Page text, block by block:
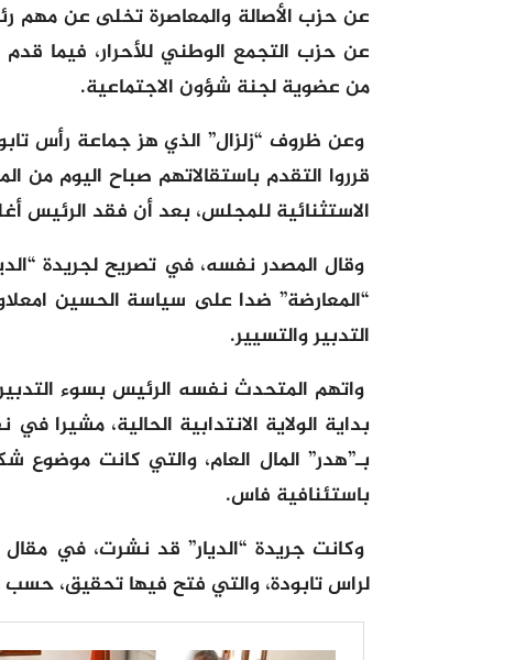
عن حزب الأصالة والمعاصرة تخلى عن مهم
عن حزب التجمع الوطني للأحرار، فيما قدم
من عضوية لجنة شؤون الاجتماعية.
وعن ظروف “زلزال” الذي هز جماعة رأس
قرروا التقدم باستقالاتهم صباح اليوم من
الاستثنائية للمجلس، بعد أن فقد الرئيس
“المعارضة” ضدا على سياسة الحسين
التدبير والتسيير.
واتهم المتحدث نفسه الرئيس بسوء التدبير
بداية الولاية الانتدابية الحالية، مشيرا
بـ”هدر” المال العام، والتي كانت موضوع
باستئنافية فاس.
وكانت جريدة “الديار” قد نشرت، في
لراس تابودة، والتي فتح فيها تحقيق، حسب